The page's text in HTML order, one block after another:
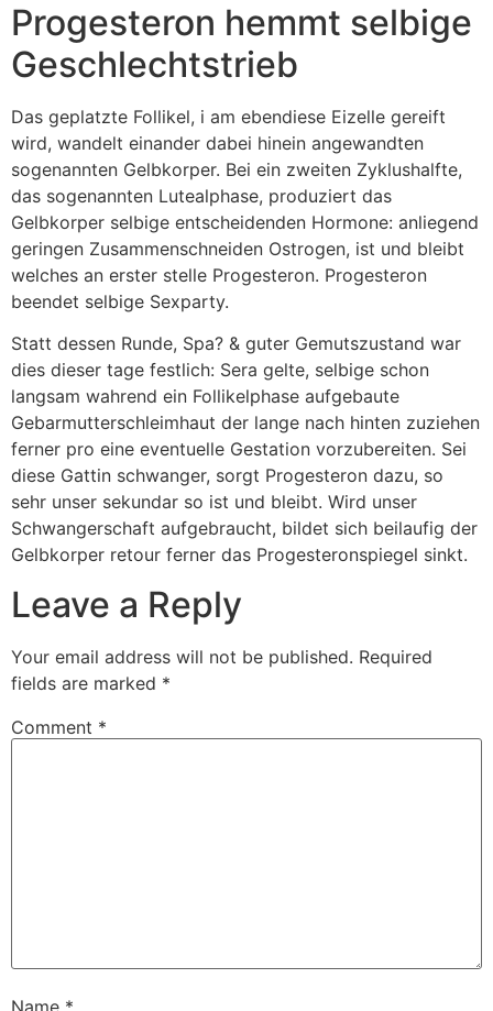
Progesteron hemmt selbige
Geschlechtstrieb
Das geplatzte Follikel, i am ebendiese Eizelle gereift
wird, wandelt einander dabei hinein angewandten
sogenannten Gelbkorper. Bei ein zweiten Zyklushalfte,
das sogenannten Lutealphase, produziert das
Gelbkorper selbige entscheidenden Hormone: anliegend
geringen Zusammenschneiden Ostrogen, ist und bleibt
welches an erster stelle Progesteron. Progesteron
beendet selbige Sexparty.
Statt dessen Runde, Spa? & guter Gemutszustand war
dies dieser tage festlich: Sera gelte, selbige schon
langsam wahrend ein Follikelphase aufgebaute
Gebarmutterschleimhaut der lange nach hinten zuziehen
ferner pro eine eventuelle Gestation vorzubereiten. Sei
diese Gattin schwanger, sorgt Progesteron dazu, so
sehr unser sekundar so ist und bleibt. Wird unser
Schwangerschaft aufgebraucht, bildet sich beilaufig der
Gelbkorper retour ferner das Progesteronspiegel sinkt.
Leave a Reply
Your email address will not be published. Required
fields are marked *
Comment *